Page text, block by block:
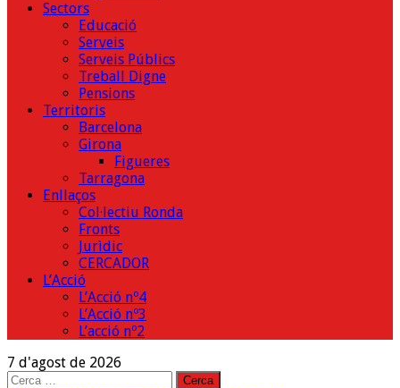
Sectors
Educació
Serveis
Serveis Públics
Treball Digne
Pensions
Territoris
Barcelona
Girona
Figueres
Tarragona
Enllaços
Col·lectiu Ronda
Fronts
Jurìdic
CERCADOR
L’Acció
L’Acció nº4
L’Acció nº3
L’acció nº2
7 d'agost de 2026
Cerca: